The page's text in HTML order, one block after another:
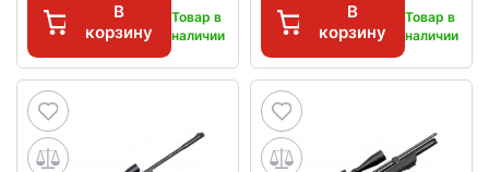
В
корзину
Товар в
наличии
В
корзину
Товар в
наличии